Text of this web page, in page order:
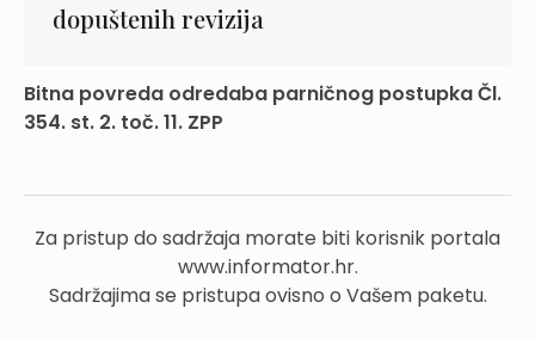
dopuštenih revizija
Bitna povreda odredaba parničnog postupka Čl.
354. st. 2. toč. 11. ZPP
Za pristup do sadržaja morate biti korisnik portala
www.informator.hr.
Sadržajima se pristupa ovisno o Vašem paketu.